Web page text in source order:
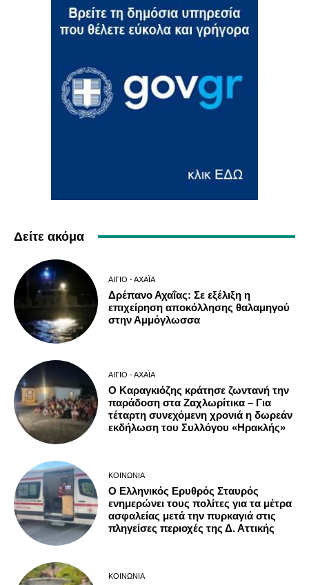
Δείτε ακόμα
ΑΊΓΙΟ - ΑΧΑΪ́Α
Δρέπανο Αχαΐας: Σε εξέλιξη η
επιχείρηση αποκόλλησης θαλαμηγού
στην Αμμόγλωσσα
ΑΊΓΙΟ - ΑΧΑΪ́Α
Ο Καραγκιόζης κράτησε ζωντανή την
παράδοση στα Ζαχλωρίτικα – Για
τέταρτη συνεχόμενη χρονιά η δωρεάν
εκδήλωση του Συλλόγου «Ηρακλής»
ΚΟΙΝΩΝΊΑ
Ο Ελληνικός Ερυθρός Σταυρός
ενημερώνει τους πολίτες για τα μέτρα
ασφαλείας μετά την πυρκαγιά στις
πληγείσες περιοχές της Δ. Αττικής
ΚΟΙΝΩΝΊΑ